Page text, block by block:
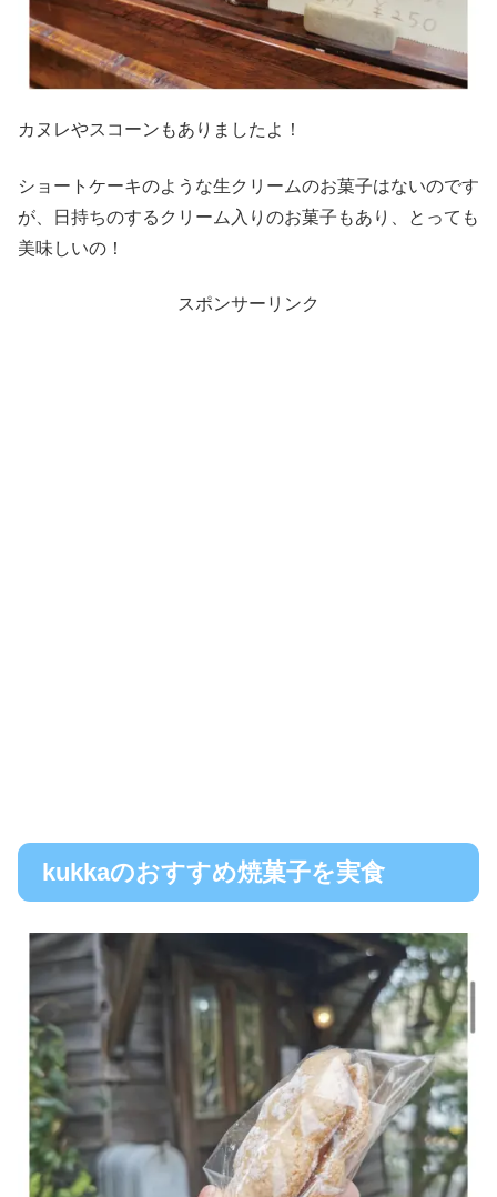
カヌレやスコーンもありましたよ！
ショートケーキのような生クリームのお菓子はないのです
が、日持ちのするクリーム入りのお菓子もあり、とっても
美味しいの！
スポンサーリンク
kukkaのおすすめ焼菓子を実食